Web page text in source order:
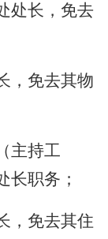
处长，免去
，免去其物
主持工
长职务；
，免去其住